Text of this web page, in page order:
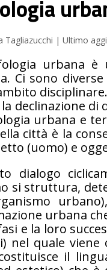
Tagliazucchi | Ultimo
urbana è
Ci sono
disciplinare.
la declinazione
urbana e
città è la
(uomo) e
dialogo
si struttura,
urbana
e la loro
nel quale
il